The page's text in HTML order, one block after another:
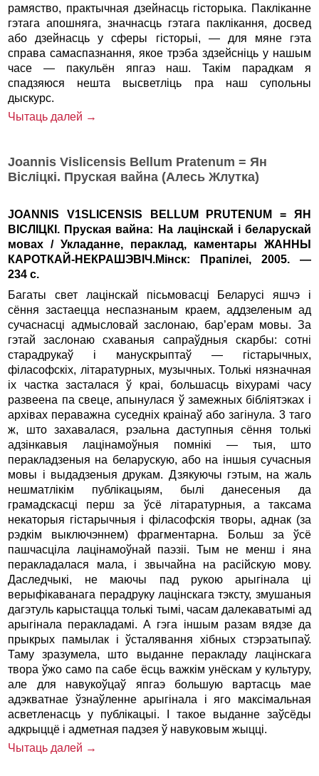
рамяство, практычная дзейнасць гісторыка. Пакліканне
гэтага апошняга, значнасць гэтага паклікання, досвед
або дзейнасць у сферы гісторыі, — для мяне гэта
справа самаспазнання, якое трэба здзейсніць у нашым
часе — пакульён япгаэ наш. Такім парадкам я
спадзяюся нешта высветліць пра наш супольны
дыскурс.
Чытаць далей →
Joannis Vislicensis Bellum Pratenum = Ян
Вісліцкі. Пруская вайна (Алесь Жлутка)
JOANNIS V1SLICENSIS BELLUM PRUTENUM = ЯН
ВІСЛІЦКІ. Пруская вайна: На лацінскай i беларускай
мовах / Укладанне, пераклад, каментары ЖАННЫ
КАРОТКАЙ-НЕКРАШЭВІЧ.Мінск: Прапілеі, 2005. —
234 с.
Багаты свет лацінскай пісьмовасці Беларусі яшчэ i
сёння застаецца неспазнаным краем, аддзеленым ад
сучаснасці адмысловай заслонаю, бар’ерам мовы. За
гэтай заслонаю схаваныя сапраўдныя скарбы: сотні
старадрукаў i манускрыптаў — гістарычных,
філасофскіх, літаратурных, музычных. Толькі нязначная
ix частка засталася ў краі, большасць віхурамі часу
развеена па свеце, апынулася ў замежных бібліятэках i
архівах пераважна суседніх краінаў або загінула. 3 таго
ж, што захавалася, рэальна даступныя сёння толькі
адзінкавыя лацінамоўныя помнікі — тыя, што
перакладзеныя на беларускую, або на іншыя сучасныя
мовы i выдадзеныя друкам. Дзякуючы гэтым, на жаль
нешматлікім публікацыям, былі данесеныя да
грамадскасці перш за ўсё літаратурныя, а таксама
некаторыя гістарычныя i філасофскія творы, аднак (за
рэдкім выключэннем) фрагментарна. Больш за ўсё
пашчасціла лацінамоўнай паэзіі. Тым не менш i яна
перакладалася мала, i звычайна на расійскую мову.
Даследчыкі, не маючы пад рукою арыгінала ці
верыфікаванага перадруку лацінскага тэксту, змушаныя
дагэтуль карыстацца толькі тымі, часам далекаватымі ад
арыгінала перакладамі. А гэга іншым разам вядзе да
прыкрых памылак i ўсталявання хібных стэрэатыпаў.
Таму зразумела, што выданне перакладу лацінскага
твора ўжо само па сабе ёсць важкім унёскам у культуру,
але для навукоўцаў япгаэ большую вартасць мае
адэкватнае ўзнаўленне арыгінала i яго максімальная
асветленасць у публікацыі. I такое выданне заўсёды
адкрыццё i адметная падзея ў навуковым жыцці.
Чытаць далей →